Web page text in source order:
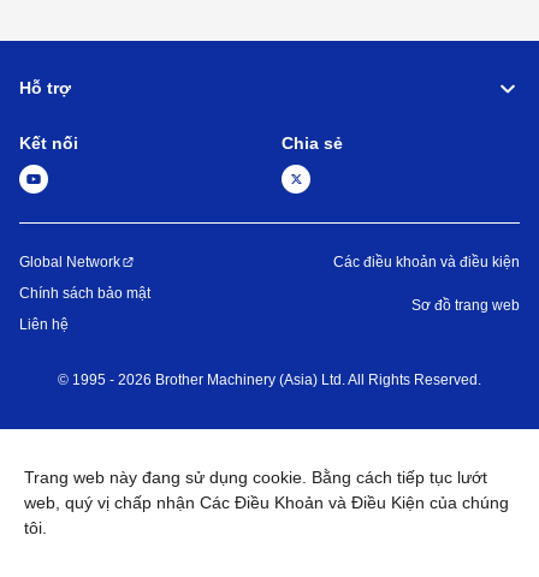
Hỗ trợ
Kết nối Chia sẻ
Global Network
Chính sách bảo mật
Liên hệ
Các điều khoản và điều kiện
Sơ đồ trang web
© 1995 - 2026 Brother Machinery (Asia) Ltd. All Rights Reserved.
Trang web này đang sử dụng cookie. Bằng cách tiếp tục lướt
web, quý vị chấp nhận Các Điều Khoản và Điều Kiện của chúng
tôi.